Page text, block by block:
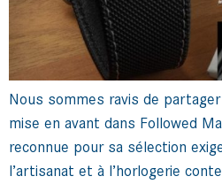
Nous sommes ravis de
mise en avant dans Followed
reconnue pour sa sélection
l’artisanat et à l’horlogerie